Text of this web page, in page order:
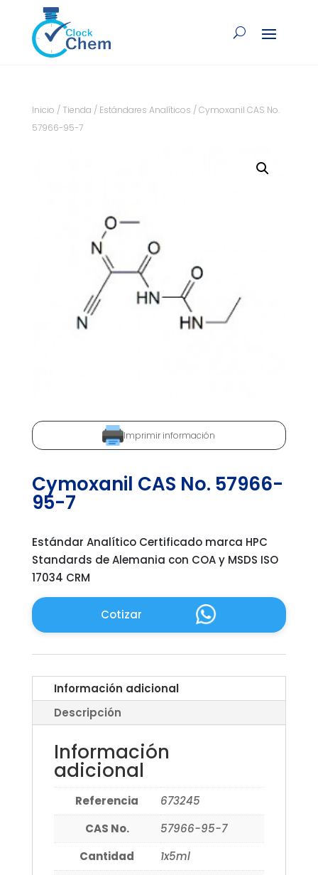
Inicio / Tienda / Estándares Analíticos / Cymoxanil CAS No.
57966-95-7
Imprimir información
Cymoxanil CAS No. 57966-
95-7
Estándar Analítico Certificado marca HPC
Standards de Alemania con COA y MSDS ISO
17034 CRM
Cotizar
Información adicional
Descripción
Información
adicional
Referencia
673245
CAS No.
57966-95-7
Cantidad
1x5ml